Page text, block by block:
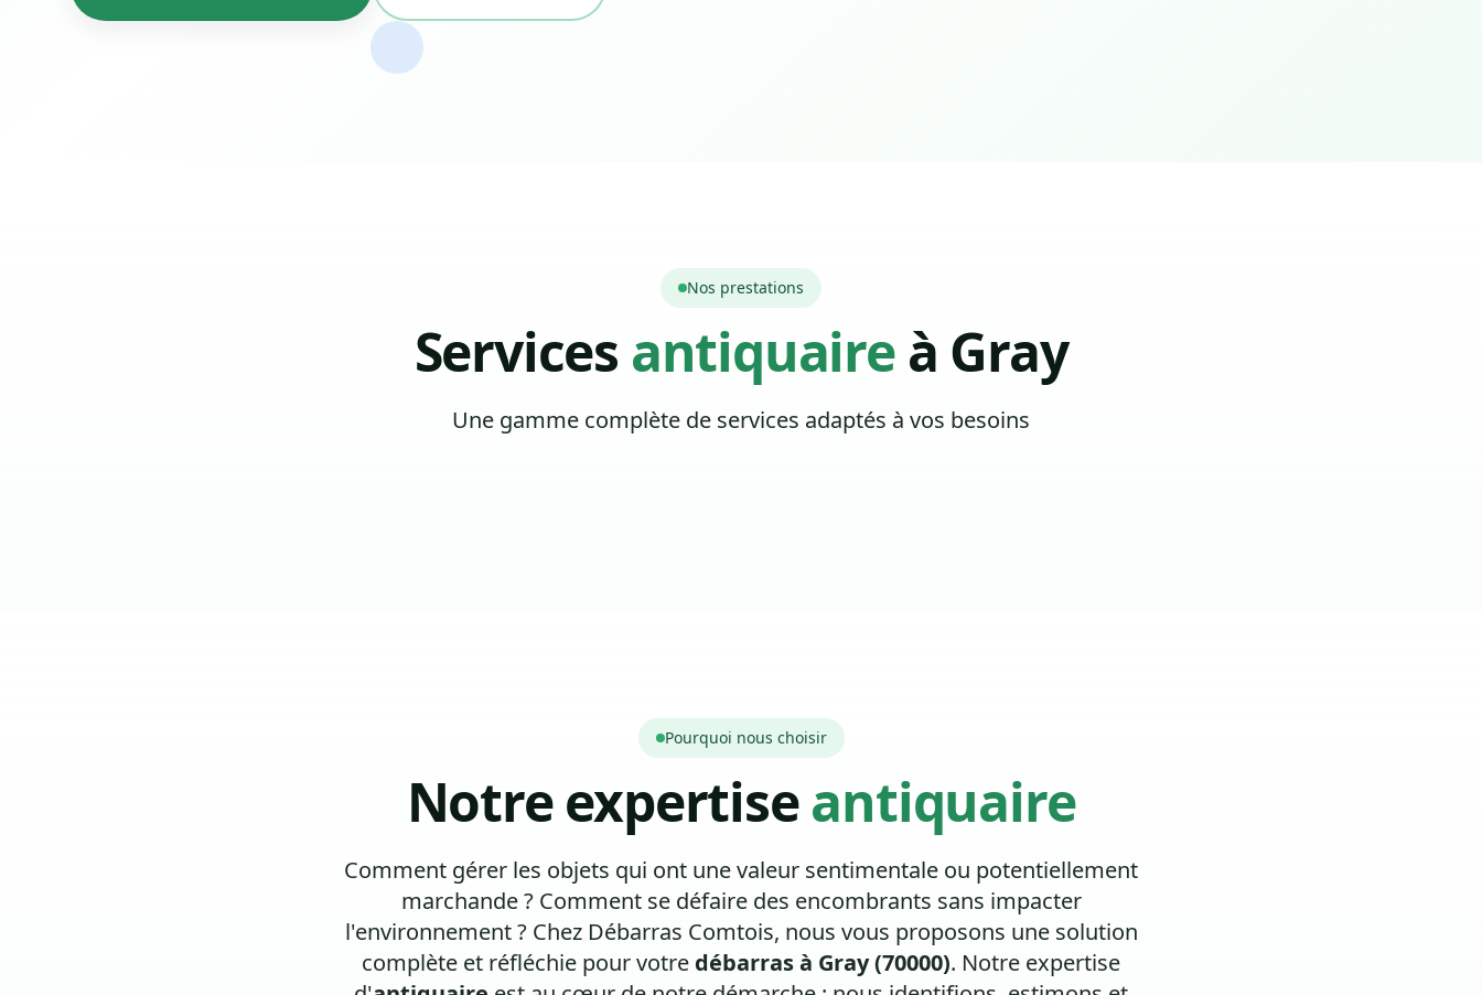
Nos prestations
Services antiquaireà Gray
Une gamme complète de services adaptés à vos besoins
Pourquoi nous choisir
Notre expertiseantiquaire
Comment gérer les objets qui ont une valeur sentimentale ou potentiellement
marchande ? Comment se défaire des encombrants sans impacter
l'environnement ? Chez Débarras Comtois, nous vous proposons une solution
complète et réfléchie pour votre débarras à Gray (70000). Notre expertise